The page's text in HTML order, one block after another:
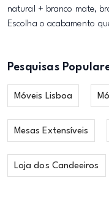
natural + branco mate,
Escolha o acabamento
Pesquisas
Móveis Lisboa
Mesas Extensíveis
Loja dos Candeeiros